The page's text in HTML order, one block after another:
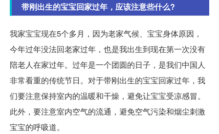
带刚出生的宝宝回家过年，应该注意些什么?
我家宝宝现在5个多月，因为老家气候、宝宝身体原因，
今年过年没法回老家过年，也是我出生到现在第一次没有
陪老人在家过年。过年是一个团圆的日子，是我们中国人
非常看重的传统节日。对于带刚出生的宝宝回家过年，我
们要注意保持室内的温暖和干燥，避免让宝宝受凉感冒。
此外，要注意室内空气的流通，避免空气污染和烟尘刺激
宝宝的呼吸道。